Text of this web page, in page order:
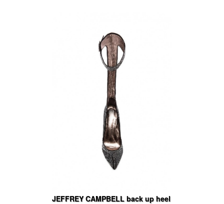
JEFFREY CAMPBELL back up heel